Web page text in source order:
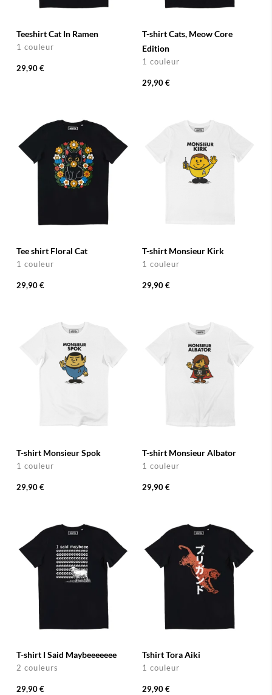
Teeshirt Cat In Ramen
1 couleur
29,90 €
T-shirt Cats, Meow Core
Edition
1 couleur
29,90 €
Tee shirt Floral Cat
1 couleur
29,90 €
T-shirt Monsieur Kirk
1 couleur
29,90 €
T-shirt Monsieur Spok
1 couleur
29,90 €
T-shirt Monsieur Albator
1 couleur
29,90 €
T-shirt I Said Maybeeeeeee
2 couleurs
29,90 €
Tshirt Tora Aiki
1 couleur
29,90 €